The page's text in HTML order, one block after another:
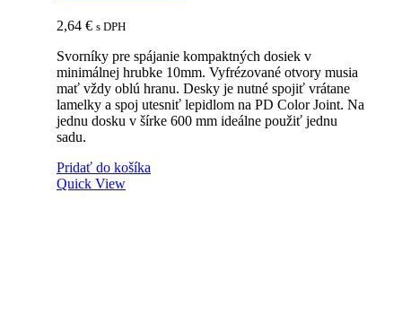
2,64 € s DPH
Svorníky pre spájanie kompaktných dosiek v
minimálnej hrubke 10mm. Vyfrézované otvory musia
mať vždy oblú hranu. Desky je nutné spojiť vrátane
lamelky a spoj utesniť lepidlom na PD Color Joint. Na
jednu dosku v šírke 600 mm ideálne použiť jednu
sadu.
Pridať do košíka
Quick View